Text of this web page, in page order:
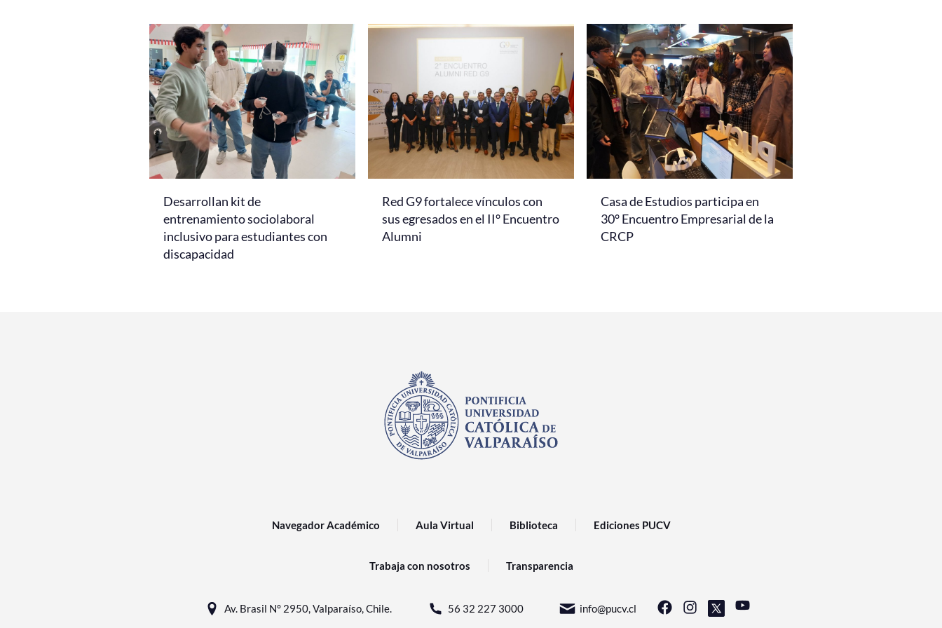
Desarrollan kit de
entrenamiento sociolaboral
inclusivo para estudiantes con
discapacidad
Red G9 fortalece vínculos con
sus egresados en el II° Encuentro
Alumni
Casa de Estudios participa en
30° Encuentro Empresarial de la
CRCP
Navegador Académico Aula Virtual Biblioteca Ediciones PUCV
Trabaja con nosotros Transparencia
Av. Brasil N° 2950, Valparaíso, Chile. 56 32 227 3000 info@pucv.cl